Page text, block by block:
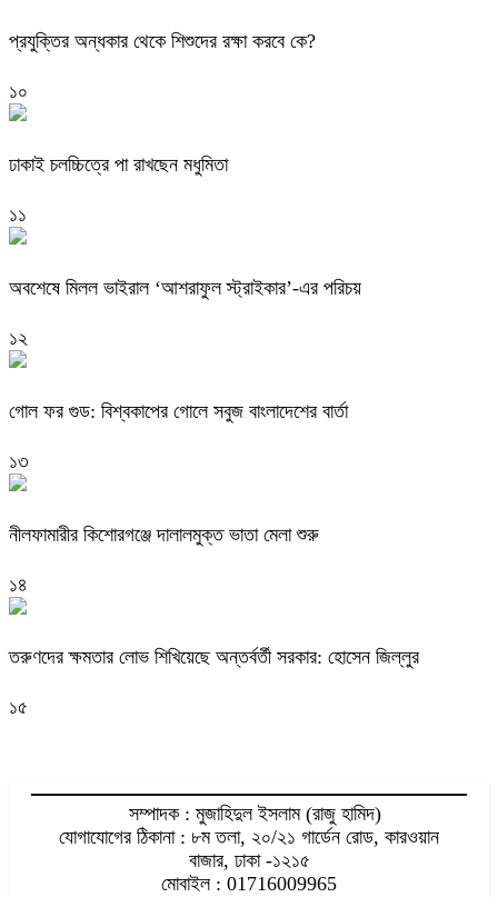
প্রযুক্তির অন্ধকার থেকে শিশুদের রক্ষা করবে কে?
১০
ঢাকাই চলচ্চিত্রে পা রাখছেন মধুমিতা
১১
অবশেষে মিলল ভাইরাল ‘আশরাফুল স্ট্রাইকার’-এর পরিচয়
১২
গোল ফর গুড: বিশ্বকাপের গোলে সবুজ বাংলাদেশের বার্তা
১৩
নীলফামারীর কিশোরগঞ্জে দালালমুক্ত ভাতা মেলা শুরু
১৪
তরুণদের ক্ষমতার লোভ শিখিয়েছে অন্তর্বর্তী সরকার: হোসেন জিল্লুর
১৫
সম্পাদক : মুজাহিদুল ইসলাম (রাজু হামিদ)
যোগাযোগের ঠিকানা : ৮ম তলা, ২০/২১ গার্ডেন রোড, কারওয়ান
বাজার, ঢাকা -১২১৫
মোবাইল : 01716009965